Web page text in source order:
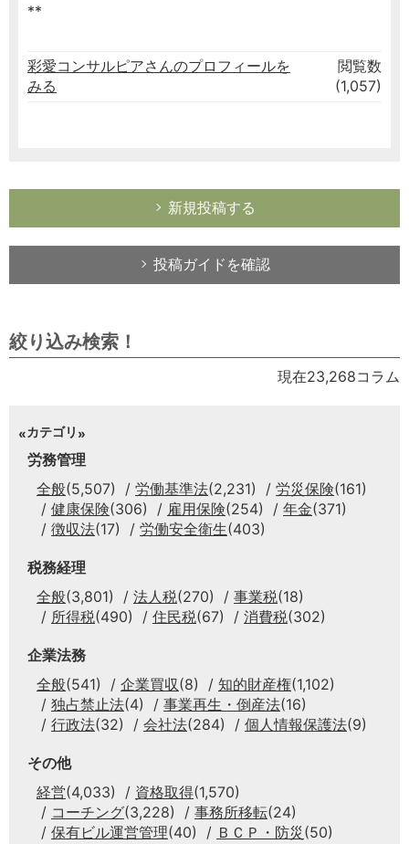
**
彩愛コンサルピアさんのプロフィールを
みる
閲覧数
(1,057)
新規投稿する
投稿ガイドを確認
絞り込み検索！
現在23,268コラム
カテゴリ
労務管理
全般(5,507) 労働基準法(2,231) 労災保険(161)
健康保険(306) 雇用保険(254) 年金(371)
徴収法(17) 労働安全衛生(403)
税務経理
全般(3,801) 法人税(270) 事業税(18)
所得税(490) 住民税(67) 消費税(302)
企業法務
全般(541) 企業買収(8) 知的財産権(1,102)
独占禁止法(4) 事業再生・倒産法(16)
行政法(32) 会社法(284) 個人情報保護法(9)
その他
経営(4,033) 資格取得(1,570)
コーチング(3,228) 事務所移転(24)
保有ビル運営管理(40) ＢＣＰ・防災 (50)